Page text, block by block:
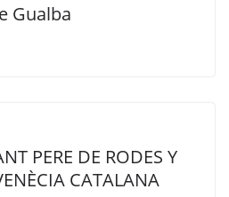
Gualba
PERE DE RODES Y
CATALANA